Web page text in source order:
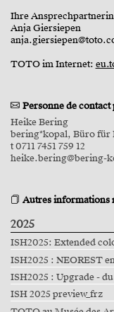
Ihre
Anja Giersiepen
TOTO im Internet:
Personne de
Heike Bering
bering*kopal, Büro für
t 0711 7451 759 12
heike.bering@bering-
Autres informations
2025
ISH2025: Extended
ISH2025 : NEOREST
ISH2025 : Upgrade -
ISH 2025 preview_frz